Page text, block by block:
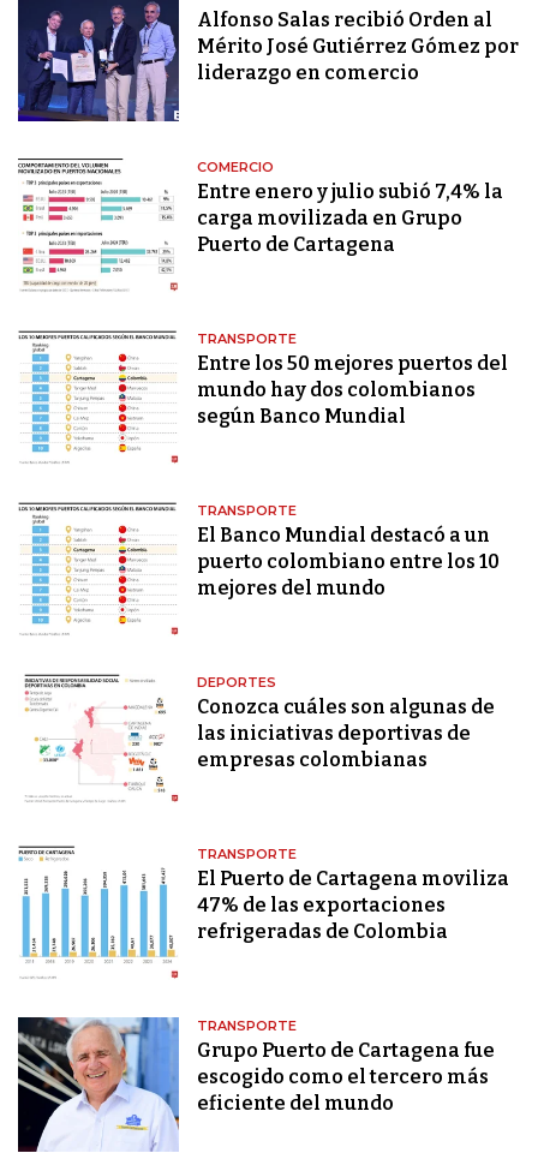
Alfonso Salas recibió Orden al
Mérito José Gutiérrez Gómez por
liderazgo en comercio
COMERCIO
Entre enero y julio subió 7,4% la
carga movilizada en Grupo
Puerto de Cartagena
TRANSPORTE
Entre los 50 mejores puertos del
mundo hay dos colombianos
según Banco Mundial
TRANSPORTE
El Banco Mundial destacó a un
puerto colombiano entre los 10
mejores del mundo
DEPORTES
Conozca cuáles son algunas de
las iniciativas deportivas de
empresas colombianas
TRANSPORTE
El Puerto de Cartagena moviliza
47% de las exportaciones
refrigeradas de Colombia
TRANSPORTE
Grupo Puerto de Cartagena fue
escogido como el tercero más
eficiente del mundo